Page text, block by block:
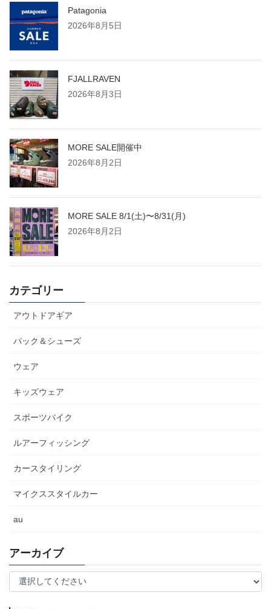
Patagonia
2026年8月5日
FJALLRAVEN
2026年8月3日
MORE SALE開催中
2026年8月2日
MORE SALE 8/1(土)〜8/31(月)
2026年8月2日
カテゴリー
アウトドアギア
パック＆シューズ
ウェア
キッズウェア
スポーツバイク
ルアーフィッシング
カースタイリング
マイクススタイルカー
au
アーカイブ